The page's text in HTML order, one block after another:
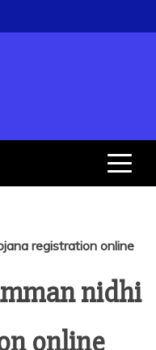
registration online
nidhi
online